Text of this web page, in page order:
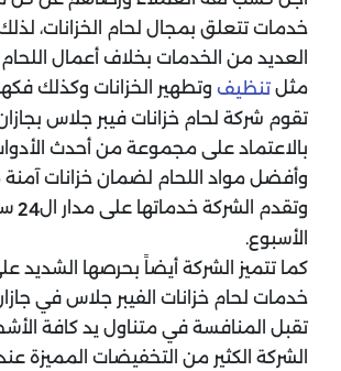
خدمات تتعلق بمجال لحام الخزانات،
العديد من الخدمات بخلاف أعمال
مثل تنظيف وتطهير الخزانات وكذلك
تقوم شركة لحام خزانات فيبر جلاس
بالاعتماد على مجموعة من أحدث
وأفضل مواد اللحام لضمان خزانات آمنة
وتقدم الشركة خدماتها على مدار ال24
الأسبوع.
كما تتميز الشركة أيضاً بحرصها الشديد
خدمات لحام خزانات الفيبر جلاس في
تقبل المنافسة في متناول يد كافة
الشركة الكثير من التخفيضات المميزة